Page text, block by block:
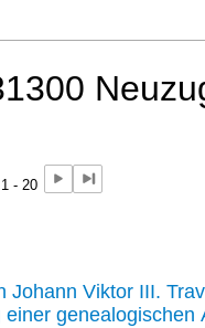
1 - 20
Johann Viktor III.
genealogischen